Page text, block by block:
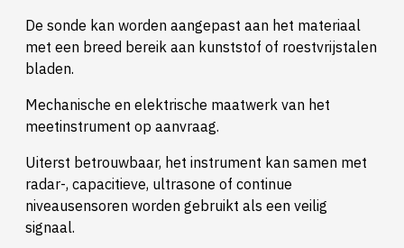
De sonde kan worden aangepast aan het materiaal
met een breed bereik aan kunststof of roestvrijstalen
bladen.
Mechanische en elektrische maatwerk van het
meetinstrument op aanvraag.
Uiterst betrouwbaar, het instrument kan samen met
radar-, capacitieve, ultrasone of continue
niveausensoren worden gebruikt als een veilig
signaal.